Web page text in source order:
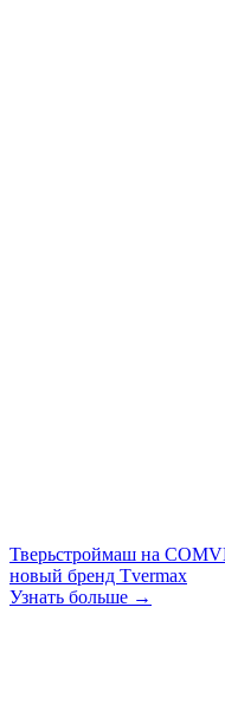
Тверьстроймаш на
новый бренд Tvermax
Узнать больше →